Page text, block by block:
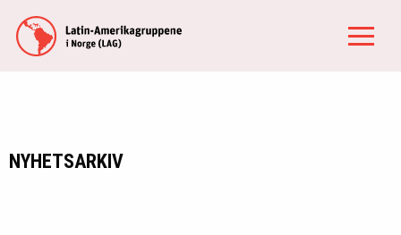
NYHETSARKIV